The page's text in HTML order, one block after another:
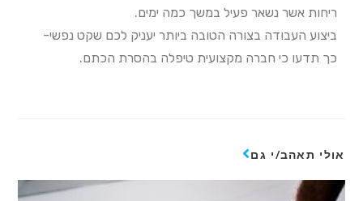
ריחות אשר נשאר פעיל במשך כמה ימים.
ביצוע העבודה בצורה הטובה ביותר יעניק לכם שקט נפשי-
כך תדעו כי חברה מקצועית טיפלה בהסרת הכתם.
אולי תאהב/י גם